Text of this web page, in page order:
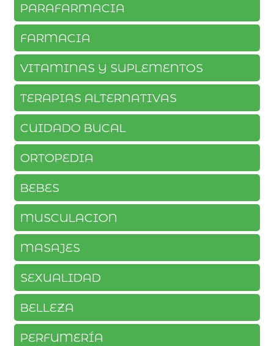
PARAFARMACIA
FARMACIA
VITAMINAS Y SUPLEMENTOS
TERAPIAS ALTERNATIVAS
CUIDADO BUCAL
ORTOPEDIA
BEBES
MUSCULACION
MASAJES
SEXUALIDAD
BELLEZA
PERFUMERÍA